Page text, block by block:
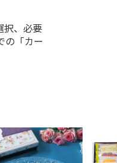
択、必要
の「カー